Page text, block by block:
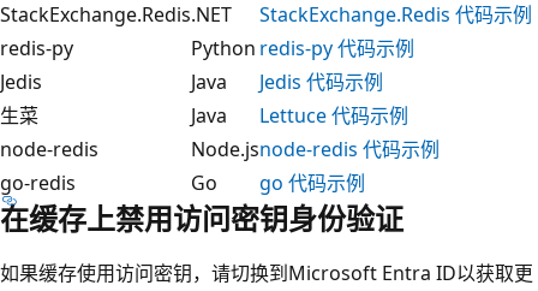
StackExchange.Redis.NET
StackExchange.Redis 代码示例
redis-py
Python redis-py 代码示例
Jedis
Java
Jedis 代码示例
生菜
Java
Lettuce 代码示例
node-redis
Node.jsnode-redis 代码示例
go-redis
Go go 代码示例
在缓存上禁用访问密钥身份验证
如果缓存使用访问密钥，请切换到Microsoft Entra ID以获取更